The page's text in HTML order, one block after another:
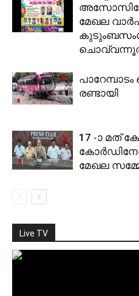
മേഖല
രണ്ടായി
17 -ാ മത്
മേഖല
Live TV